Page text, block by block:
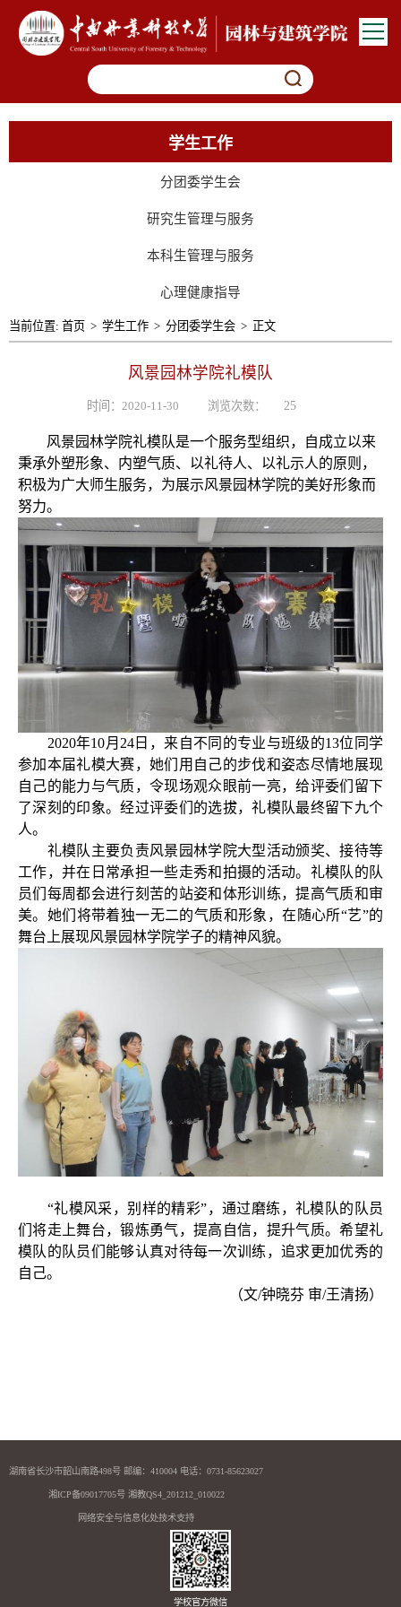
学生工作
分团委学生会
研究生管理与服务
本科生管理与服务
心理健康指导
当前位置: 首页 > 学生工作 > 分团委学生会 > 正文
风景园林学院礼模队
时间：2020-11-30 浏览次数： 25
风景园林学院礼模队是一个服务型组织，自成立以来
秉承外塑形象、内塑气质、以礼待人、以礼示人的原则，
积极为广大师生服务，为展示风景园林学院的美好形象而
努力。
2020年10月 24 日，来自不同的专业与班级的13位同学
参加本届礼模大赛，她们用自己的步伐和姿态尽情地展现
自己的能力与气质，令现场观众眼前一亮，给评委们留下
了深刻的印象。经过评委们的选拔，礼模队最终留下九个
人。
礼模队主要负责风景园林学院大型活动颁奖、接待等
工作，并在日常承担一些走秀和拍摄的活动。礼模队的队
员们每周都会进行刻苦的站姿和体形训练，提高气质和审
美。她们将带着独一无二的气质和形象，在随心所“艺”的
舞台上展现风景园林学院学子的精神风貌。
“礼模风采，别样的精彩”，通过磨练，礼模队的队员
们将走上舞台，锻炼勇气，提高自信，提升气质。希望礼
模队的队员们能够认真对待每一次训练，追求更加优秀的
自己。
（文/钟晓芬 审/王清扬）
湖南省长沙市韶山南路498号 邮编：410004 电话：0731-85623027
湘ICP备09017705号 湘教QS4_201212_010022
网络安全与信息化处技术支持
学校官方微信